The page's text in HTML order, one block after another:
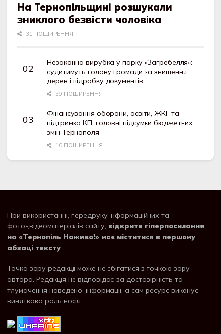
На Тернопільщині розшукали
зниклого безвісти чоловіка
31 ПОШИРЕННЯ
Незаконна вирубка у парку «Загребелля»:
судитимуть голову громади за знищення
дерев і підробку документів
59 ПОШИРЕННЯ
Фінансування оборони, освіти, ЖКГ та
підтримка КП: головні підсумки бюджетних
змін Тернополя
10 ПОШИРЕННЯ
При використанні, передруку інформаційних та
фото-,відеоматеріалів сайту, відкрите гіперпосилання
на «Тернопіль Наживо!» має міститися в першому
абзаці тексту.
Точка зору редакції може не збігатися з точкою зору
автора. Редакція не відповідає за достовірність та
тлумачення наведеної інформації, а сам ресурс виконує
винятково роль носія.